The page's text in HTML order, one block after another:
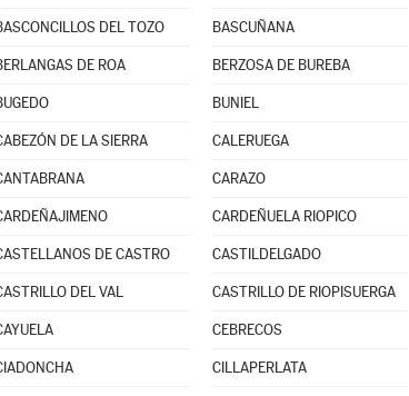
DEL TOZO BASCUÑANA
DE ROA BERZOSA DE BUREBA
BUNIEL
DE LA SIERRA CALERUEGA
CARAZO
CARDEÑUELA RIOPICO
DE CASTRO CASTILDELGADO
DEL VAL CASTRILLO DE RIOPISUERGA
CEBRECOS
CILLAPERLATA